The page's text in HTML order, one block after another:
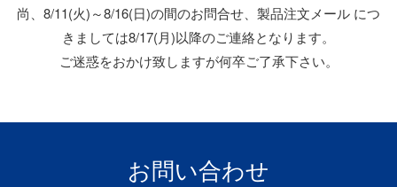
尚、8/11(火)～8/16(日)の間のお問合せ、製品注文メール につ
きましては8/17(月)以降のご連絡となります。
ご迷惑をおかけ致しますが何卒ご了承下さい。
お問い合わせ